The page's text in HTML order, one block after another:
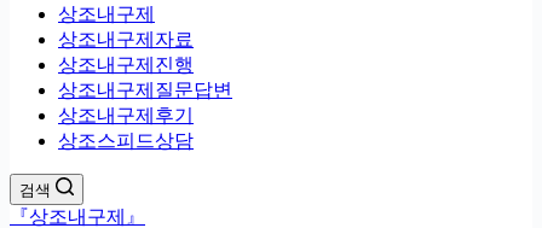
상조내구제
상조내구제자료
상조내구제진행
상조내구제질문답변
상조내구제후기
상조스피드상담
검색
『상조내구제』